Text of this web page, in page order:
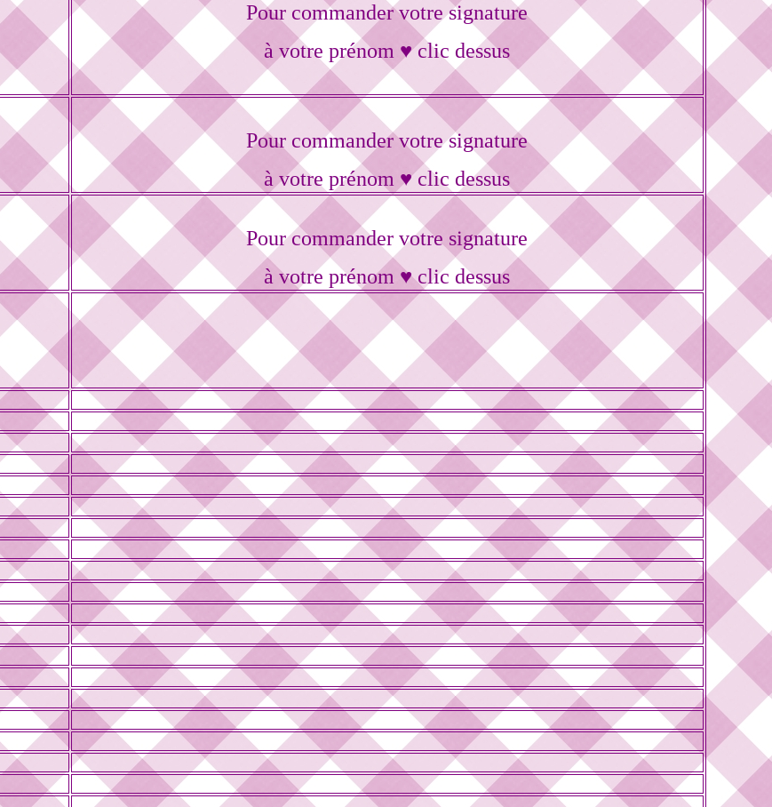
Pour commander votre signature
à votre prénom ♥ clic dessus
Pour commander votre signature
à votre prénom ♥ clic dessus
Pour commander votre signature
à votre prénom ♥ clic dessus